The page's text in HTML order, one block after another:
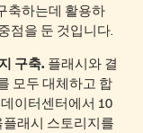
축하는데 활용하
점을 둔 것입니다.
구축. 플래시와 결
모두 대체하고 합
이터센터에서 10
래시 스토리지를